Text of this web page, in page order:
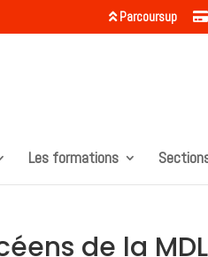
Parcoursup
Les formations
de la